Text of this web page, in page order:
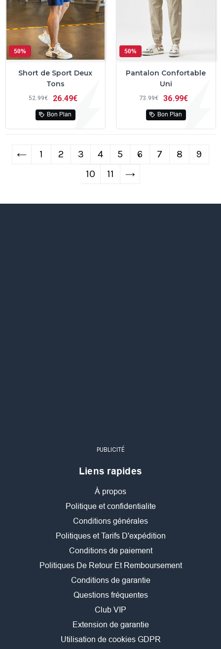
50%
Short de Sport Deux
Tons
52 99€ 26 49€
Bon Plan
50%
Pantalon Confortable
Uni
73 99€ 36 99€
Bon Plan
← 1 2 3 4 5 6 7 8
9
10
11 →
PUBLICITÉ
Liens rapides
À propos
Politique et confidentialite
Conditions générales
Politiques et Tarifs D'expédition
Conditions de paiement
Politiques De Retour Et Remboursement
Conditions de garantie
Questions fréquentes
Club VIP
Extension de garantie
Utilisation de cookies GDPR